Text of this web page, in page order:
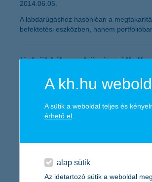
2014.06.05.
A labdarúgáshoz hasonlóan a
befektetési eszközben, hanem
tízből kilenc
2014.06.04.
kilenc vállalkozás gondolkodik
vállalkozások aránya is. A szektorok
több mint húszezer
2014.06.03.
A kh.hu
A sütik a weboldal teljes és
érhető el
alap sütik
Az idetartozó sütik a weboldal